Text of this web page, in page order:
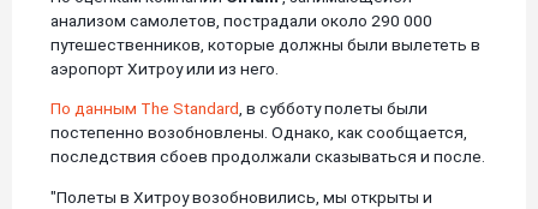
анализом самолетов, пострадали около 290 000
путешественников, которые должны были вылететь в
аэропорт Хитроу или из него.
По данным The Standard, в субботу полеты были
постепенно возобновлены. Однако, как сообщается,
последствия сбоев продолжали сказываться и после.
"Полеты в Хитроу возобновились, мы открыты и